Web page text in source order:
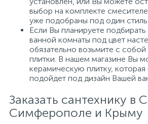
выбор на комплекте
уже подобраны под один стиль.
Если Вы планируете подбирать
ванной комнаты под цвет
обязательно возьмите с
плитки. В нашем магазине Вы
керамическую плитку, которая
подойдет под дизайн Вашей
Заказать сантехнику в
Симферополе и Крыму